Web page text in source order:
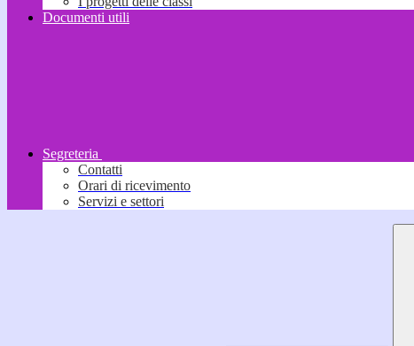
Documenti utili
Segreteria
Contatti
Orari di ricevimento
Servizi e settori